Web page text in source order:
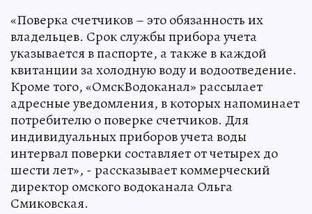
«Поверка счетчиков – это обязанность их
владельцев. Срок службы прибора учета
указывается в паспорте, а также в каждой
квитанции за холодную воду и водоотведение.
Кроме того, «ОмскВодоканал» рассылает
адресные уведомления, в которых напоминает
потребителю о поверке счетчиков. Для
индивидуальных приборов учета воды
интервал поверки составляет от четырех до
шести лет», - рассказывает коммерческий
директор омского водоканала Ольга
Смиковская.